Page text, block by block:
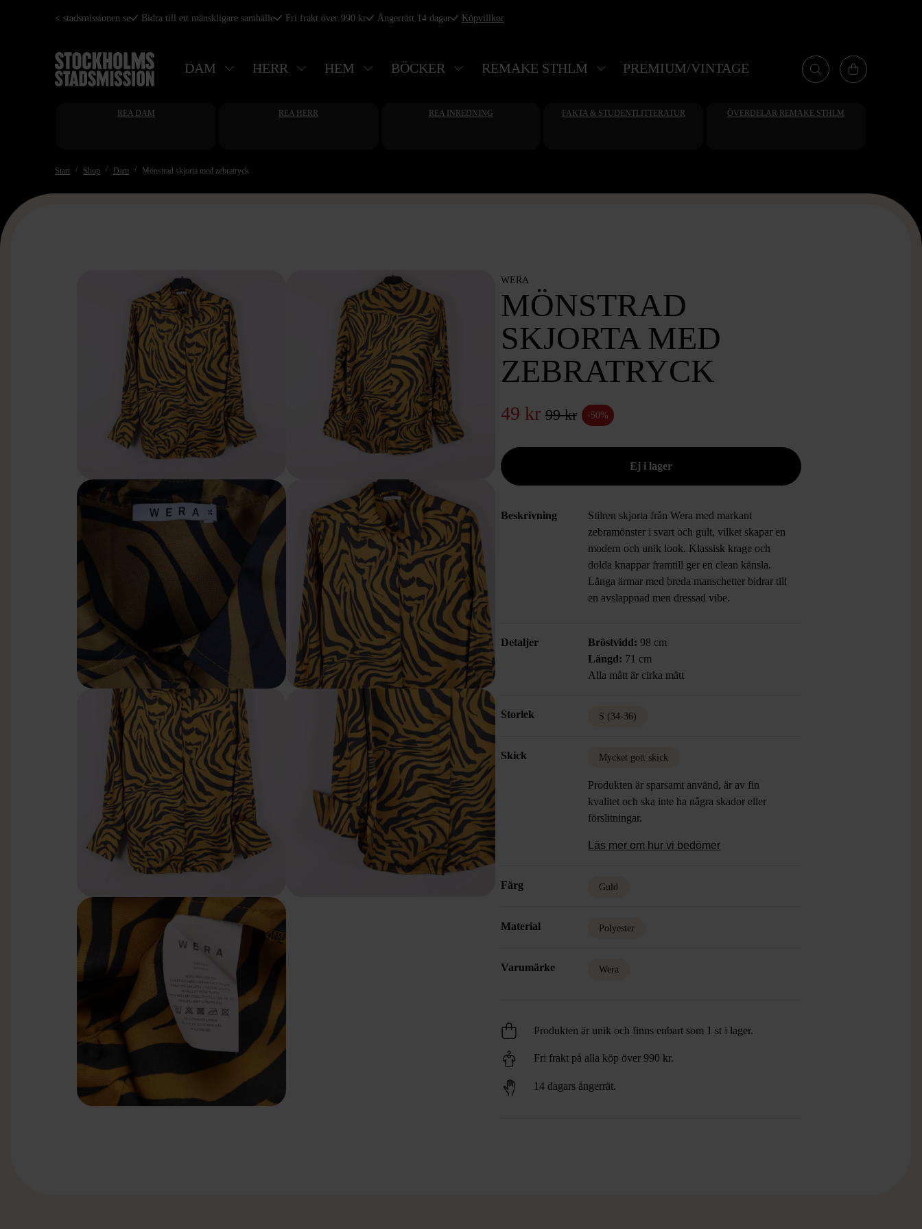
Hoppa
huvudinnehåll
< stadsmissionen.se Bidra till ett mänskligare samhälle Fri frakt över 990 kr Ångerrätt 14 dagar Köpvillkor
DAM HERR HEM BÖCKER REMAKE STHLM PREMIUM/VINTAGE
REA DAM REA HERR REA INREDNING FAKTA & STUDENTLITTERATUR ÖVERDELAR REMAKE STHLM
Start Shop Dam Mönstrad skjorta med zebratryck
WERA
MÖNSTRAD
SKJORTA MED
ZEBRATRYCK
49 kr 99 kr -50%
Beskrivning
Stilren skjorta från Wera med markant
zebramönster i svart och gult, vilket skapar en
modern och unik look. Klassisk krage och
dolda knappar framtill ger en clean känsla.
Långa ärmar med breda manschetter bidrar till
en avslappnad men dressad vibe.
Detaljer Bröstvidd: 98 cm
Längd: 71 cm
Alla mått är cirka mått
Storlek S (34-36)
Skick Mycket gott skick
Produkten är sparsamt använd, är av fin
kvalitet och ska inte ha några skador eller
förslitningar.
Läs mer om hur vi bedömer
Färg Guld
Material Polyester
Varumärke Wera
Produkten är unik och finns enbart som 1 st i lager.
Fri frakt på alla köp över 990 kr.
14 dagars ångerrät.